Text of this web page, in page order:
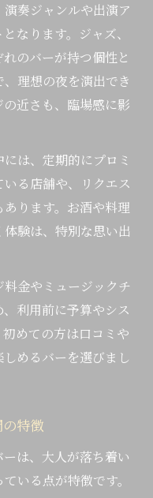
奏ジャンルや出演ア
なります。ジャズ、
のバーが持つ個性と
理想の夜を演出でき
近さも、臨場感に影
は、定期的にプロミ
る店舗や、リクエス
ります。お酒や料理
験は、特別な思い出
金やミュージックチ
利用前に予算やシス
めての方は口コミや
めるバーを選びまし
特徴
は、大人が落ち着い
いる点が特徴です。